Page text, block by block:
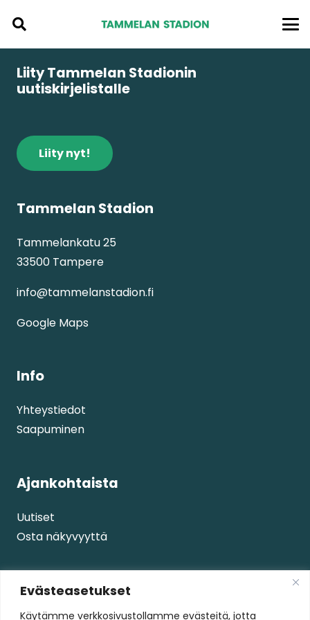
Evästeasetukset
Käytämme verkkosivustollamme evästeitä, jotta
Liity Tammelan Stadionin
uutiskirjelistalle
Liity nyt!
Tammelan Stadion
Tammelankatu 25
33500 Tampere
info@tammelanstadion.fi
Google Maps
Info
Yhteystiedot
Saapuminen
Ajankohtaista
Uutiset
Osta näkyvyyttä
Palvelut